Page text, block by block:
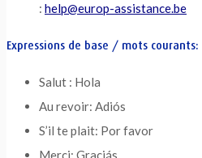
: help@europ-assistance.be
Expressions de base / mots courants:
Salut : Hola
Au revoir: Adiós
S’il te plait: Por favor
Merci: Graciás